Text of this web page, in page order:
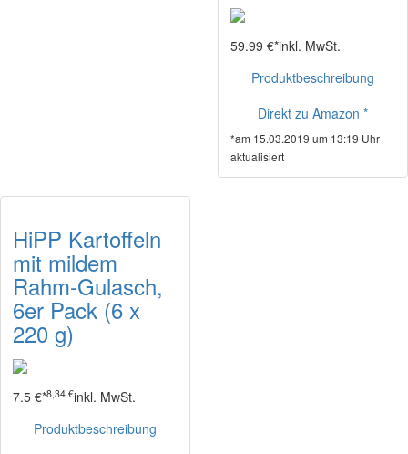
59.99 €*inkl. MwSt.
Produktbeschreibung
Direkt zu Amazon *
*am 15.03.2019 um 13:19 Uhr
aktualisiert
HiPP Kartoffeln
mit mildem
Rahm-Gulasch,
6er Pack (6 x
220 g)
7.5 €*8,34 €inkl. MwSt.
Produktbeschreibung